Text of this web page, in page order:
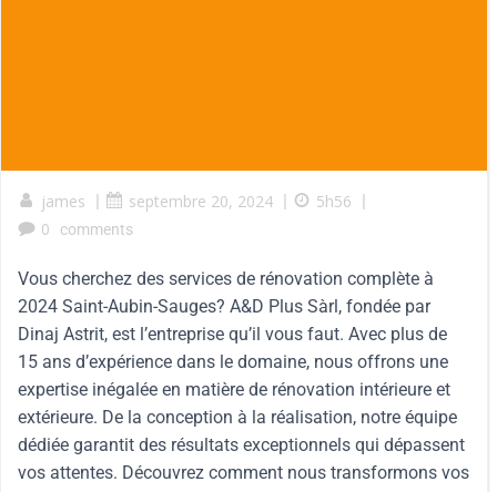
james | septembre 20, 2024 | 5h56 |
0
comments
Vous cherchez des services de rénovation complète à
2024 Saint-Aubin-Sauges? A&D Plus Sàrl, fondée par
Dinaj Astrit, est l’entreprise qu’il vous faut. Avec plus de
15 ans d’expérience dans le domaine, nous offrons une
expertise inégalée en matière de rénovation intérieure et
extérieure. De la conception à la réalisation, notre équipe
dédiée garantit des résultats exceptionnels qui dépassent
vos attentes. Découvrez comment nous transformons vos